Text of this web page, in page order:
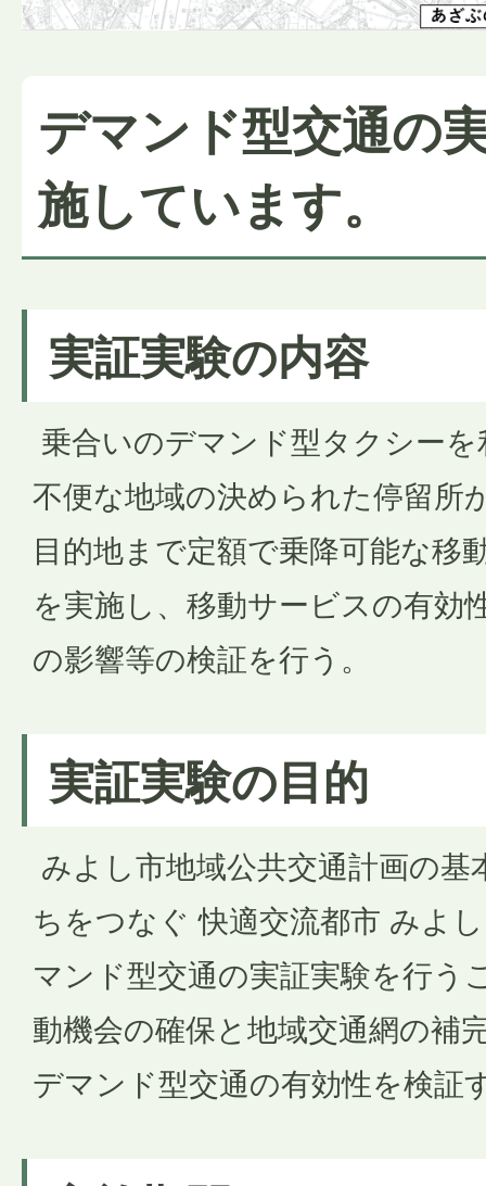
デマンド型交通の
施しています。
実証実験の内容
乗合いのデマンド型タクシー
不便な地域の決められた停留所
目的地まで定額で乗降可能な移
を実施し、移動サービスの有効
の影響等の検証を行う。
実証実験の目的
みよし市地域公共交通計画の
ちをつなぐ 快適交流都市 みよ
マンド型交通の実証実験を行う
動機会の確保と地域交通網の補
デマンド型交通の有効性を検証